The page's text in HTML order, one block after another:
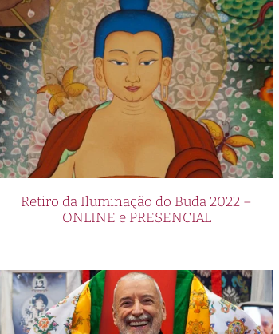
Retiro da Iluminação do Buda 2022 –
ONLINE e PRESENCIAL